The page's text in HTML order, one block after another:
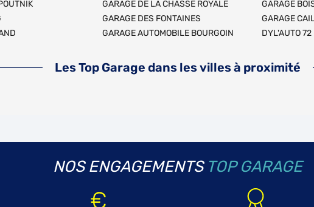
GARAGE DE LA CHASSE ROYALE
GARAGE DES FONTAINES
GARAGE AUTOMOBILE BOURGOIN
GARAGE
GARAGE
DYL'AUTO 72
Les Top Garage dans les villes à proximité
NOS ENGAGEMENTS TOP GARAGE